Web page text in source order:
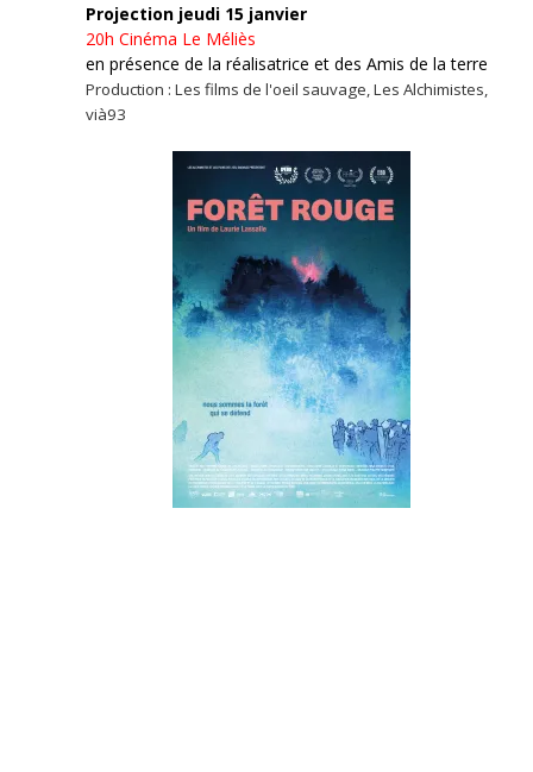
Projection jeudi 15 janvier
20h Cinéma Le Méliès
en présence de la réalisatrice et des Amis de la terre
Production : Les films de l'oeil sauvage, Les Alchimistes,
vià93